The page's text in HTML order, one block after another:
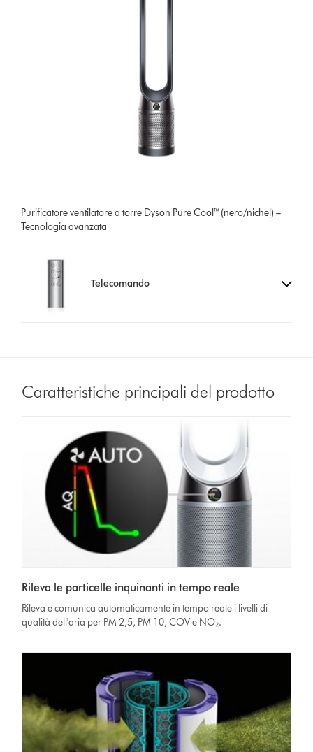
Purificatore ventilatore a torre Dyson Pure Cool™ (nero/nichel) –
Tecnologia avanzata
Telecomando
Caratteristiche principali del prodotto
Rileva le particelle inquinanti in tempo reale
Rileva e comunica automaticamente in tempo reale i livelli di
qualità dell'aria per PM 2,5, PM 10, COV e NO₂.